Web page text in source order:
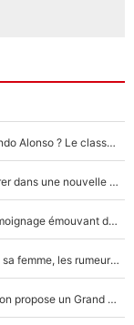
Max Verstappen, Lewis Hamilton… et bientôt Fernando Alonso ? Le classement des pilotes les mieux payés en Formule 1 risque de changer !
F1 - Alpine signe un accord «impensable» et va entrer dans une nouvelle dimension : Grande nouvelle pour Pierre Gasly !
F1 : « Je lui ai fait un câlin, puis j’ai dû partir...», le témoignage émouvant de Max Verstappen sur sa fille
F1 : Charles Leclerc surpris par les paparazzis avec sa femme, les rumeurs étaient vraies !
Comme pour le final du Tour de France, Esteban Ocon propose un Grand Prix de Formule 1 à Paris : «Autour de l’Arc de Triomphe, ce serait génial» !